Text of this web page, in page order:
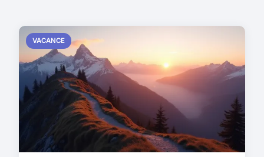
VACANCE